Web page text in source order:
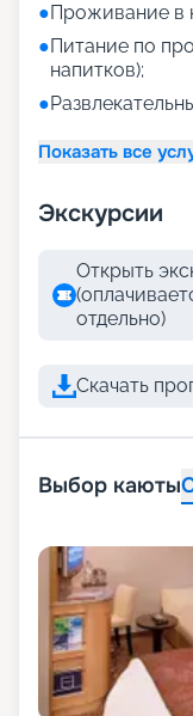
●Проживание в
●Питание по
напитков);
●
Показать все
Экскурсии
Открыть
отдельно)
Скачать
Выбор каюты